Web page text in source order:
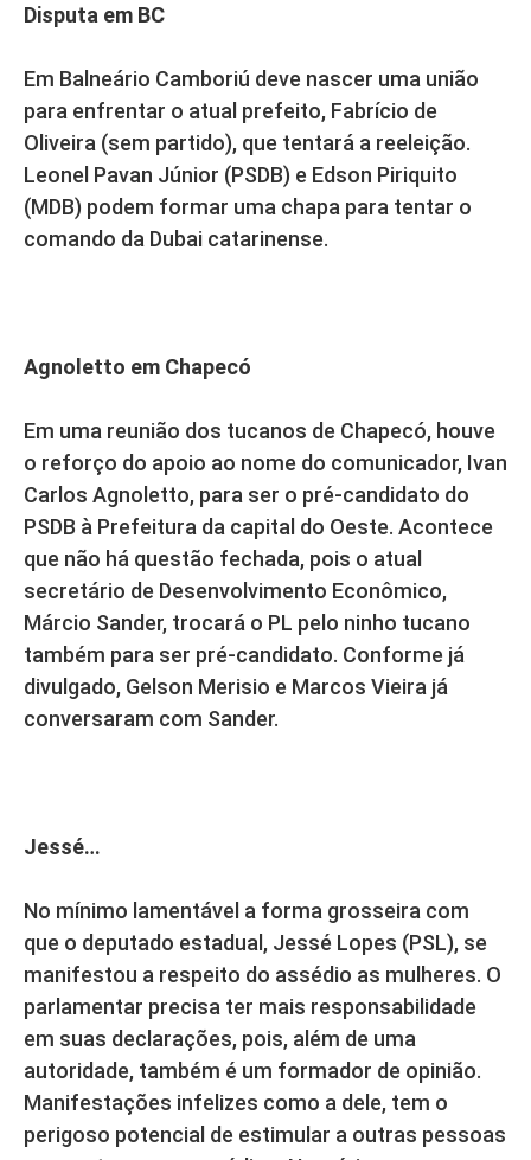
Disputa em BC
Em Balneário Camboriú deve nascer uma união
para enfrentar o atual prefeito, Fabrício de
Oliveira (sem partido), que tentará a reeleição.
Leonel Pavan Júnior (PSDB) e Edson Piriquito
(MDB) podem formar uma chapa para tentar o
comando da Dubai catarinense.
Agnoletto em Chapecó
Em uma reunião dos tucanos de Chapecó, houve
o reforço do apoio ao nome do comunicador, Ivan
Carlos Agnoletto, para ser o pré-candidato do
PSDB à Prefeitura da capital do Oeste. Acontece
que não há questão fechada, pois o atual
secretário de Desenvolvimento Econômico,
Márcio Sander, trocará o PL pelo ninho tucano
também para ser pré-candidato. Conforme já
divulgado, Gelson Merisio e Marcos Vieira já
conversaram com Sander.
Jessé…
No mínimo lamentável a forma grosseira com
que o deputado estadual, Jessé Lopes (PSL), se
manifestou a respeito do assédio as mulheres. O
parlamentar precisa ter mais responsabilidade
em suas declarações, pois, além de uma
autoridade, também é um formador de opinião.
Manifestações infelizes como a dele, tem o
perigoso potencial de estimular a outras pessoas